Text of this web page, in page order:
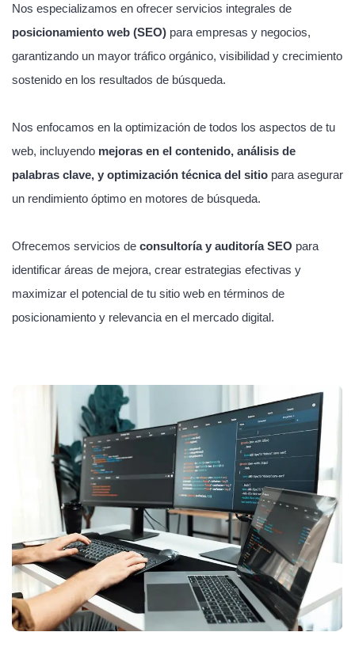
Nos especializamos en ofrecer servicios integrales de
posicionamiento web (SEO) para empresas y negocios,
garantizando un mayor tráfico orgánico, visibilidad y crecimiento
sostenido en los resultados de búsqueda.
Nos enfocamos en la optimización de todos los aspectos de tu
web, incluyendo mejoras en el contenido, análisis de
palabras clave, y optimización técnica del sitio para asegurar
un rendimiento óptimo en motores de búsqueda.
Ofrecemos servicios de consultoría y auditoría SEO para
identificar áreas de mejora, crear estrategias efectivas y
maximizar el potencial de tu sitio web en términos de
posicionamiento y relevancia en el mercado digital.